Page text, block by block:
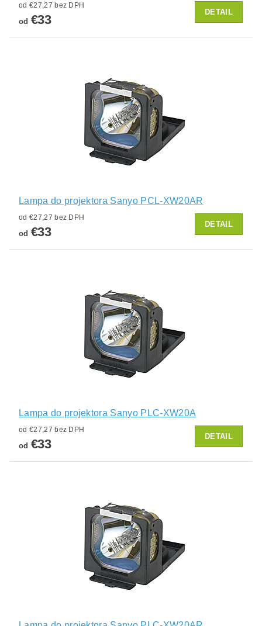
od €27,27 bez DPH
od €33
DETAIL
Lampa do projektora Sanyo PCL-XW20AR
od €27,27 bez DPH
od €33
DETAIL
Lampa do projektora Sanyo PLC-XW20A
od €27,27 bez DPH
od €33
DETAIL